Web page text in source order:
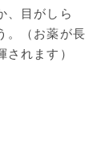
、目がしら
。（お薬が長
れます）